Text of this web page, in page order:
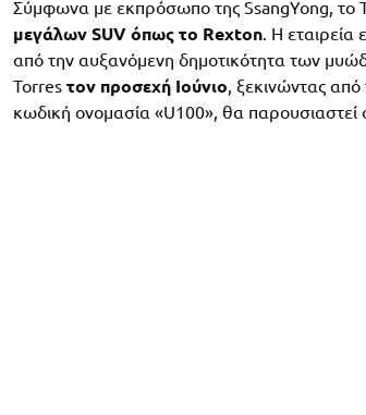
Σύμφωνα με εκπρόσωπο της SsangYong, το
μεγάλων SUV όπως το Rexton. Η εταιρεία
από την αυξανόμενη δημοτικότητα των
Torres τον προσεχή Ιούνιο, ξεκινώντας
κωδική ονομασία «U100», θα